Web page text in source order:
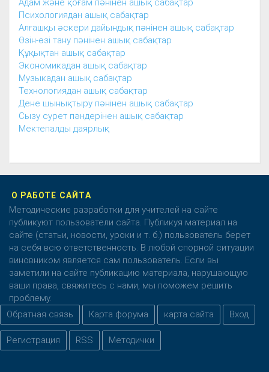
Адам және қоғам пәнінен ашық сабақтар
Психологиядан ашық сабақтар
Алғашқы әскери дайындық пәнінен ашық сабақтар
Өзін-өзі тану пәнінен ашық сабақтар
Құқықтан ашық сабақтар
Экономикадан ашық сабақтар
Музыкадан ашық сабақтар
Технологиядан ашық сабақтар
Дене шынықтыру пәнінен ашық сабақтар
Сызу сурет пәндерінен ашық сабақтар
Мектепалды даярлық
О РАБОТЕ САЙТА
Методические разработки для учителей на сайте
публикуют пользователи сайта. Публикуя материал на
сайте (статьи, новости, уроки и т. б.) пользователь берет
на себя всю ответственность. В любой спорной ситуации
виновником является сам пользователь. Если вы
заметили на сайте публикацию материала, нарушающую
ваши права, свяжитесь с нами, мы поможем решить
проблему.
Обратная связь
Карта форума карта сайта Вход
Регистрация RSS Методички